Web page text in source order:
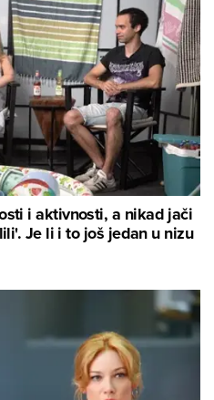
i aktivnosti, a nikad jači
Je li i to još jedan u nizu